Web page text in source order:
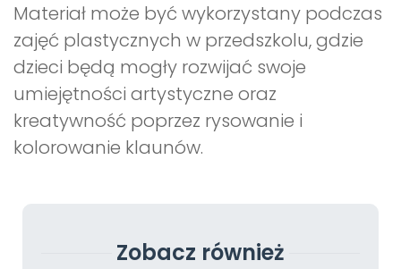
Materiał może być wykorzystany podczas
zajęć plastycznych w przedszkolu, gdzie
dzieci będą mogły rozwijać swoje
umiejętności artystyczne oraz
kreatywność poprzez rysowanie i
kolorowanie klaunów.
Zobacz również